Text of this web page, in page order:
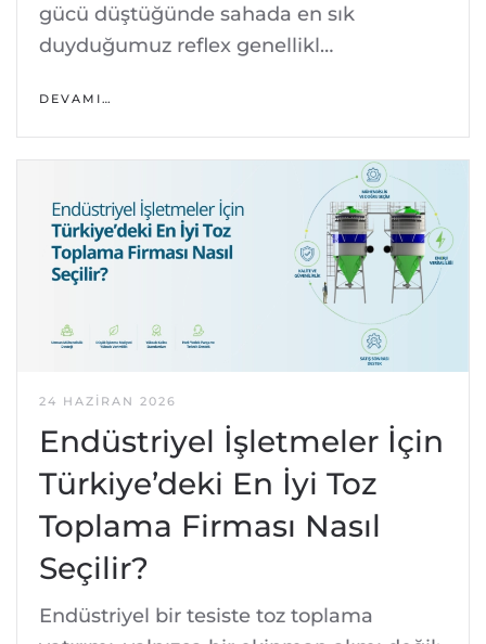
gücü düştüğünde sahada en sık
duyduğumuz reflex genellikl…
DEVAMI…
24 HAZIRAN 2026
Endüstriyel İşletmeler İçin
Türkiye’deki En İyi Toz
Toplama Firması Nasıl
Seçilir?
Endüstriyel bir tesiste toz toplama